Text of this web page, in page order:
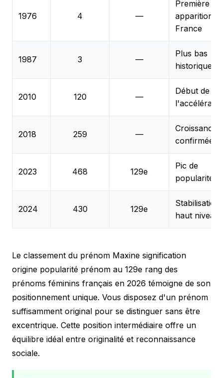
1976 4 —
Première
apparition
France
1987 3 —
Plus bas
historique
2010 120 —
Début de
2018 259 —
Croissance
confirmée
2023 468 129e
Pic de
popularité
2024 430 129e
Stabilisation
haut niveau
Le classement du prénom Maxine signification
origine popularité prénom au 129e rang des
prénoms féminins français en 2026 témoigne de son
positionnement unique. Vous disposez d'un prénom
suffisamment original pour se distinguer sans être
excentrique. Cette position intermédiaire offre un
équilibre idéal entre originalité et reconnaissance
sociale.